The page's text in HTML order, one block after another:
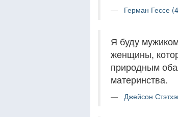
Герман Гессе
Я буду
женщины,
природным
материнства.
Джейсон